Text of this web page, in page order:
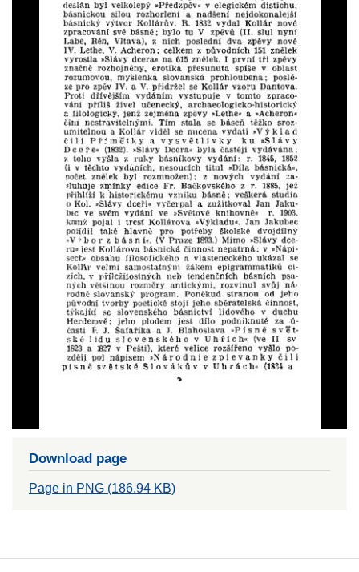
Download page
Page in PNG (186.94 KB)